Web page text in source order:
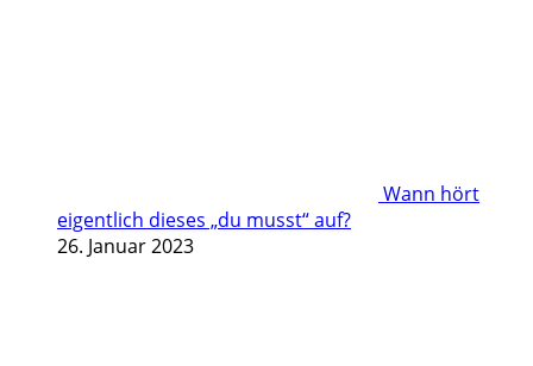
Wann hört
eigentlich dieses „du musst“ auf?
26. Januar 2023